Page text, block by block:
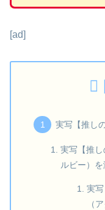
[ad]
実写【推し
実写【推し
ルビー）
実
（